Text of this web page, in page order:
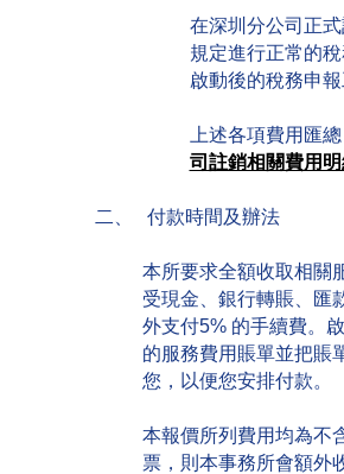
在深圳分公司正
規定進行正常的
啟動後的稅務申
上述各項費用匯
司註銷相關費用
二、 付款時間及辦法
本所要求全額收取相關
受現金、銀行轉賬、匯
外支付5% 的手續費。
的服務費用賬單並把賬
您，以便您安排付款。
本報價所列費用均為不
票，則本事務所會額外